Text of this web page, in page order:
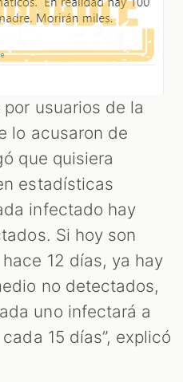
usuarios de la
lo acusaron de
que quisiera
estadísticas
infectado hay
Si hoy son
12 días, ya hay
no detectados,
uno infectará a
15 días”, explicó